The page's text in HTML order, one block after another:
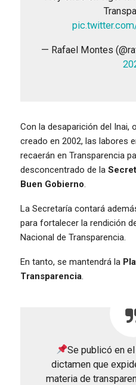
— Rafael Montes
Con la desaparición del Inai,
creado en 2002, las labores
recaerán en Transparencia
desconcentrado de la
Buen Gobierno.
La Secretaría contará
para fortalecer la rendición
Nacional de Transparencia.
En tanto, se mantendrá la
Transparencia.
Se publicó en el
dictamen que
materia de